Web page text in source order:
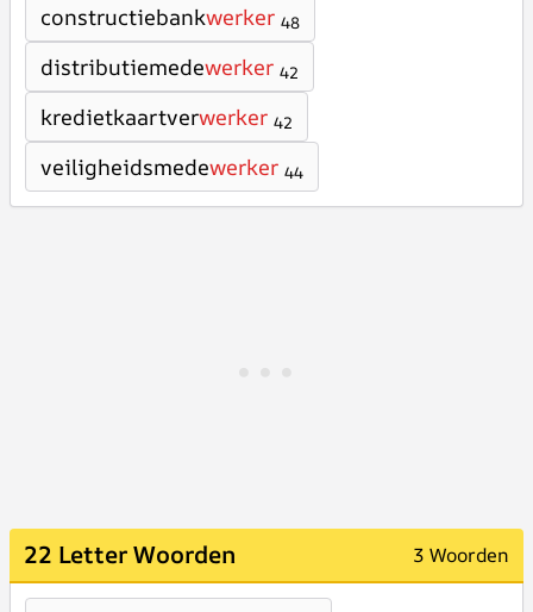
constructiebankwerker 48
distributiemedewerker 42
kredietkaartverwerker 42
veiligheidsmedewerker 44
22 Letter Woorden 3 Woorden